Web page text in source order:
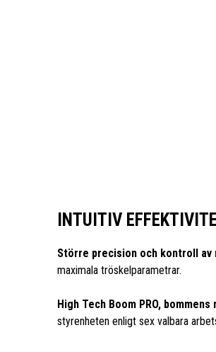
INTUITIV
Större precision och kontroll av
maximala tröskelparametrar.
High Tech Boom PRO,
styrenheten enligt sex valbara